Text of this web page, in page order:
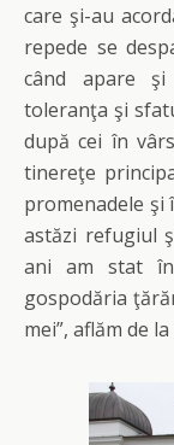
care şi-au
repede se
când apare
toleranţa şi
după cei în
tinereţe
promenadele
astăzi refugiul
ani am stat
gospodăria
mei”, aflăm de